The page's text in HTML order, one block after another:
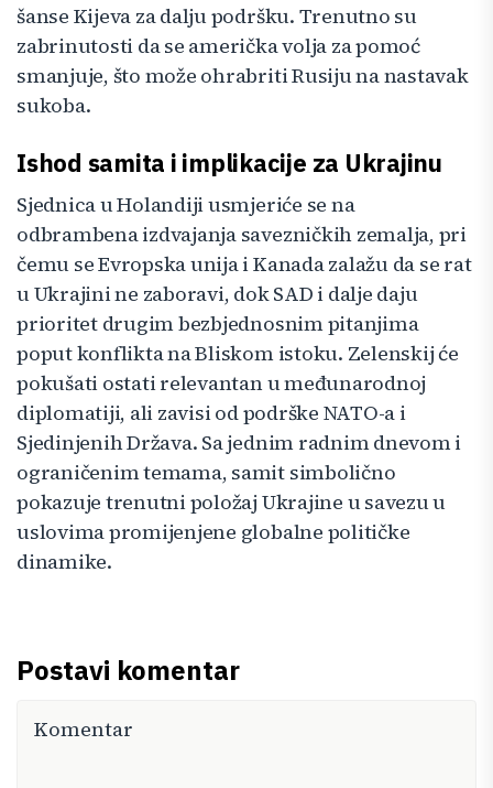
šanse Kijeva za dalju podršku. Trenutno su
zabrinutosti da se američka volja za pomoć
smanjuje, što može ohrabriti Rusiju na nastavak
sukoba.
Ishod samita i implikacije za Ukrajinu
Sjednica u Holandiji usmjeriće se na
odbrambena izdvajanja savezničkih zemalja, pri
čemu se Evropska unija i Kanada zalažu da se rat
u Ukrajini ne zaboravi, dok SAD i dalje daju
prioritet drugim bezbjednosnim pitanjima
poput konflikta na Bliskom istoku. Zelenskij će
pokušati ostati relevantan u međunarodnoj
diplomatiji, ali zavisi od podrške NATO-a i
Sjedinjenih Država. Sa jednim radnim dnevom i
ograničenim temama, samit simbolično
pokazuje trenutni položaj Ukrajine u savezu u
uslovima promijenjene globalne političke
dinamike.
Postavi komentar